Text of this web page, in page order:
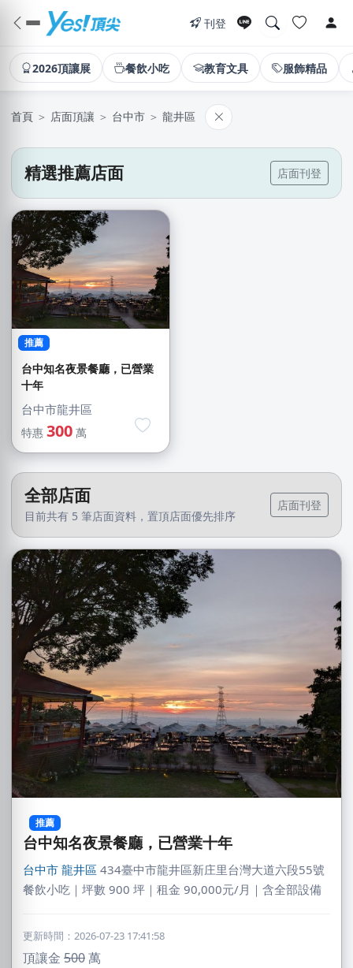
刊登
2026頂讓展 餐飲小吃 教育文具 服飾精品
首頁 ＞ 店面頂讓 ＞ 台中市 ＞ 龍井區
精選推薦店面 店面刊登
推薦
台中知名夜景餐廳，已營業
十年
台中市龍井區
特惠 300 萬
全部店面
目前共有 5 筆店面資料，置頂店面優先排序
店面刊登
推薦
台中知名夜景餐廳，已營業十年
台中市 龍井區 434臺中市龍井區新庄里台灣大道六段55號
餐飲小吃｜坪數 900 坪｜租金 90,000元/月｜含全部設備
更新時間：2026-07-23 17:41:58
頂讓金 500萬